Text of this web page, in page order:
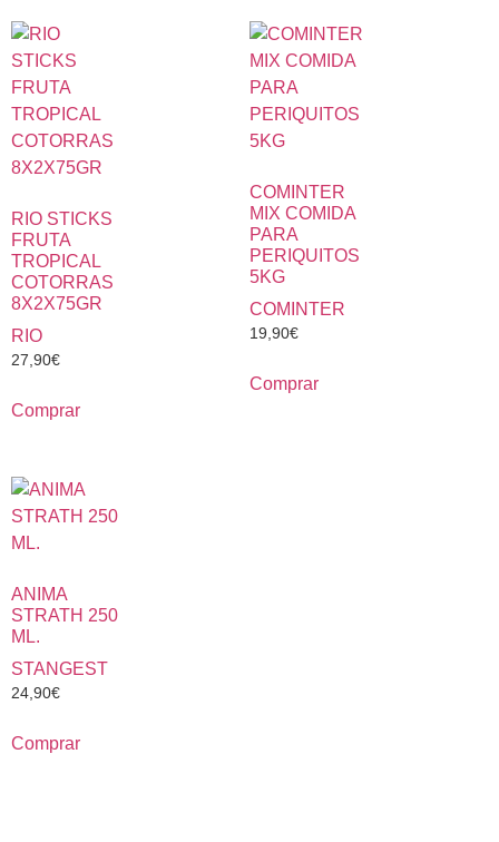
RIO STICKS
FRUTA
TROPICAL
COTORRAS
8X2X75GR
RIO
27,90€
Comprar
COMINTER
MIX COMIDA
PARA
PERIQUITOS
5KG
COMINTER
19,90€
Comprar
ANIMA
STRATH 250
ML.
STANGEST
24,90€
Comprar